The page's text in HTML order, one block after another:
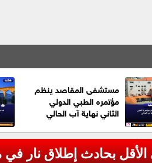
مستشفى المقاصد ينظم
مؤتمره الطبي الدولي
الثاني نهاية آب الحالي